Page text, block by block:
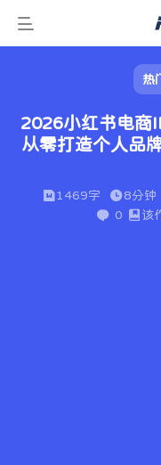
热门
2026小红书电商
从零打造个人品
1469字 8分钟
0
该